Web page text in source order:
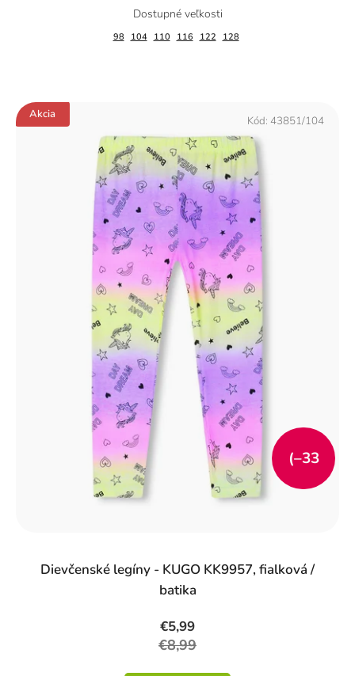
98 104 110 116 122 128
Akcia
Dievčenské legíny - KUGO KK9957, fialková /
batika
€5,99
€8,99
(–33
Kód: 43851/104